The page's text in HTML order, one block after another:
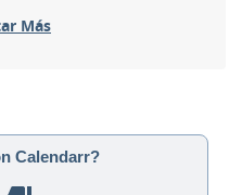
Más
Calendarr?